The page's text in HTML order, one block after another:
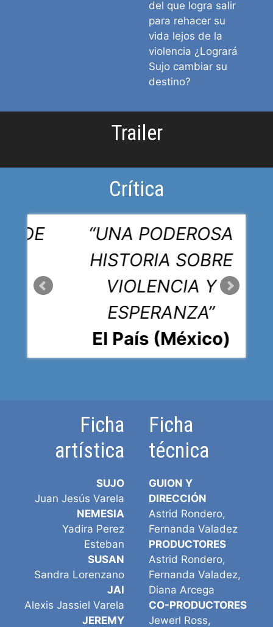
del que logra salir
para rehacer su
vida lejos de la
violencia ¿Logrará
Sujo cambiar su
destino?
Trailer
Crítica
DE
“UNA PODEROSA
HISTORIA SOBRE
VIOLENCIA Y
ESPERANZA”
El País (México)
Ficha
artística
SUJO
Juan Jesús Varela
NEMESIA
Yadira Perez
Esteban
SUSAN
Sandra Lorenzano
JAI
Alexis Jassiel Varela
JEREMY
Ficha
técnica
GUION Y
DIRECCIÓN
Astrid Rondero,
Fernanda Valadez
PRODUCTORES
Astrid Rondero,
Fernanda Valadez,
Diana Arcega
CO-PRODUCTORES
Jewerl Ross,